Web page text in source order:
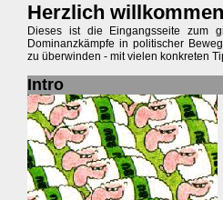
Herzlich
Dieses ist die Eingangsseite zum
Dominanzkämpfe in politischer
zu überwinden - mit vielen konkreten
Intro